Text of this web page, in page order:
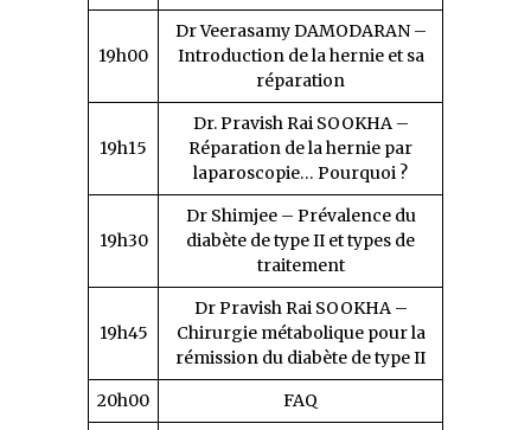
19h00
Dr Veerasamy DAMODARAN –
Introduction de la hernie et sa
réparation
19h15
Dr. Pravish Rai SOOKHA –
Réparation de la hernie par
laparoscopie… Pourquoi ?
19h30
Dr Shimjee – Prévalence du
diabète de type II et types de
traitement
19h45
Dr Pravish Rai SOOKHA –
Chirurgie métabolique pour la
rémission du diabète de type II
20h00
FAQ